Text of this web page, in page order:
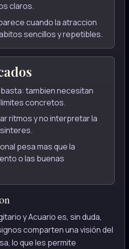
claros.
cuando la atraccion
sencillos y repetibles.
tambien necesitan
concretos.
ritmos y no interpretar la
pesa mas que la
o las buenas
y Acuario es, sin duda,
comparten una visión del
lo que les permite